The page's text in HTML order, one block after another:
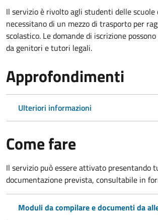
Il servizio è rivolto agli studenti delle scuole
necessitano di un mezzo di trasporto per
scolastico. Le domande di iscrizione
da genitori e tutori legali.
Approfondimenti
Ulteriori informazioni
Come fare
Il servizio può essere attivato presentando
documentazione prevista, consultabile in
Moduli da compilare e documenti da